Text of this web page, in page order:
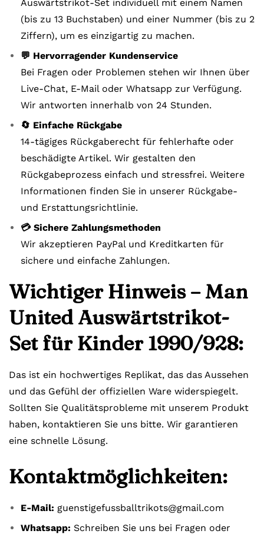
Auswärtstrikot-Set individuell mit einem Namen
(bis zu 13 Buchstaben) und einer Nummer (bis zu 2
Ziffern), um es einzigartig zu machen.
💬 Hervorragender Kundenservice
Bei Fragen oder Problemen stehen wir Ihnen über
Live-Chat, E-Mail oder Whatsapp zur Verfügung.
Wir antworten innerhalb von 24 Stunden.
🔄 Einfache Rückgabe
14-tägiges Rückgaberecht für fehlerhafte oder
beschädigte Artikel. Wir gestalten den
Rückgabeprozess einfach und stressfrei. Weitere
Informationen finden Sie in unserer Rückgabe-
und Erstattungsrichtlinie.
💳 Sichere Zahlungsmethoden
Wir akzeptieren PayPal und Kreditkarten für
sichere und einfache Zahlungen.
Wichtiger Hinweis – Man
United Auswärtstrikot-
Set für Kinder 1990/928:
Das ist ein hochwertiges Replikat, das das Aussehen
und das Gefühl der offiziellen Ware widerspiegelt.
Sollten Sie Qualitätsprobleme mit unserem Produkt
haben, kontaktieren Sie uns bitte. Wir garantieren
eine schnelle Lösung.
Kontaktmöglichkeiten:
E-Mail: guenstigefussballtrikots@gmail.com
Whatsapp: Schreiben Sie uns bei Fragen oder